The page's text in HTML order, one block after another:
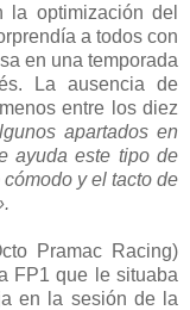
la optimización del
a todos con
en una temporada
La ausencia de
entre los diez
apartados en
ayuda este tipo de
y el tacto de
Pramac Racing)
FP1 que le situaba
en la sesión de la